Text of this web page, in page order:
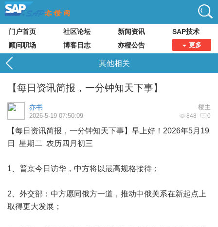
门户首页 社区论坛 新闻资讯
SAP技术
顾问职场
博客日志 亦橙公告 更多
其他相关
【每日资讯简报，一分钟知天下事】
楼主
亦书
848 0
2026-5-19 07:50:09
【每日资讯简报，一分钟知天下事】早上好！2026年5月19
日 星期二 农历四月初三
1、普京今日访华，中方将以最高规格接待；
2、外交部：中方愿同俄方一道，推动中俄关系在新起点上
取得更大发展；